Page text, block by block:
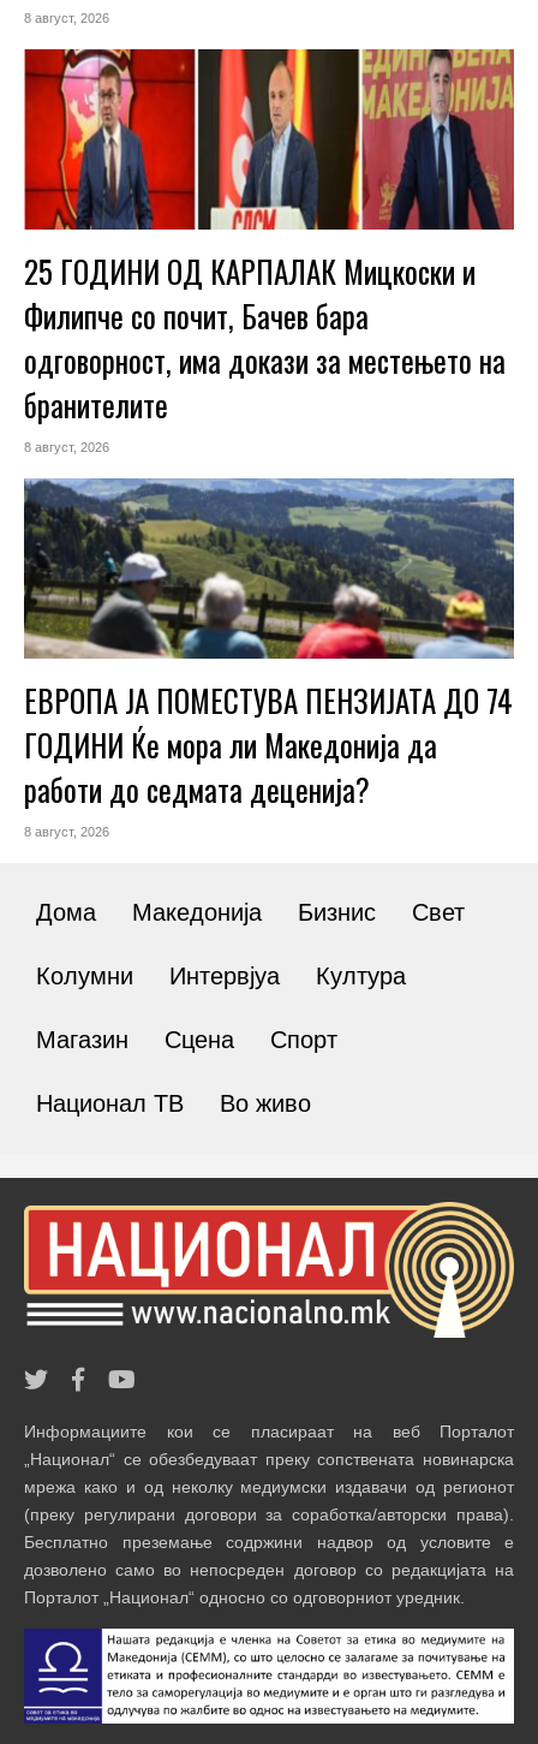
8 август, 2026
25 ГОДИНИ ОД КАРПАЛАК Мицкоски и
Филипче со почит, Бачев бара
одговорност, има докази за местењето на
бранителите
8 август, 2026
ЕВРОПА ЈА ПОМЕСТУВА ПЕНЗИЈАТА ДО 74
ГОДИНИ Ќе мора ли Македонија да
работи до седмата деценија?
8 август, 2026
Дома Македонија Бизнис Свет
Колумни Интервјуа Култура
Магазин Сцена Спорт
Национал ТВ Во живо
Информациите кои се пласираат на веб Порталот
„Национал“ се обезбедуваат преку сопствената новинарска
мрежа како и од неколку медиумски издавачи од регионот
(преку регулирани договори за соработка/авторски права).
Бесплатно преземање содржини надвор од условите е
дозволено само во непосреден договор со редакцијата на
Порталот „Национал“ односно со одговорниот уредник.